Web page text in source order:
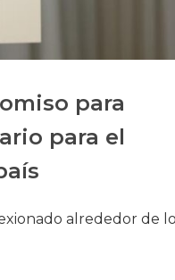
para
para el
alrededor de